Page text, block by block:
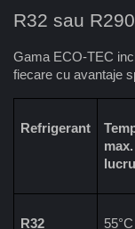
R32 sau
Gama ECO-TEC
fiecare cu avantaje
Refrigerant
max.
lucru
R32 55°C